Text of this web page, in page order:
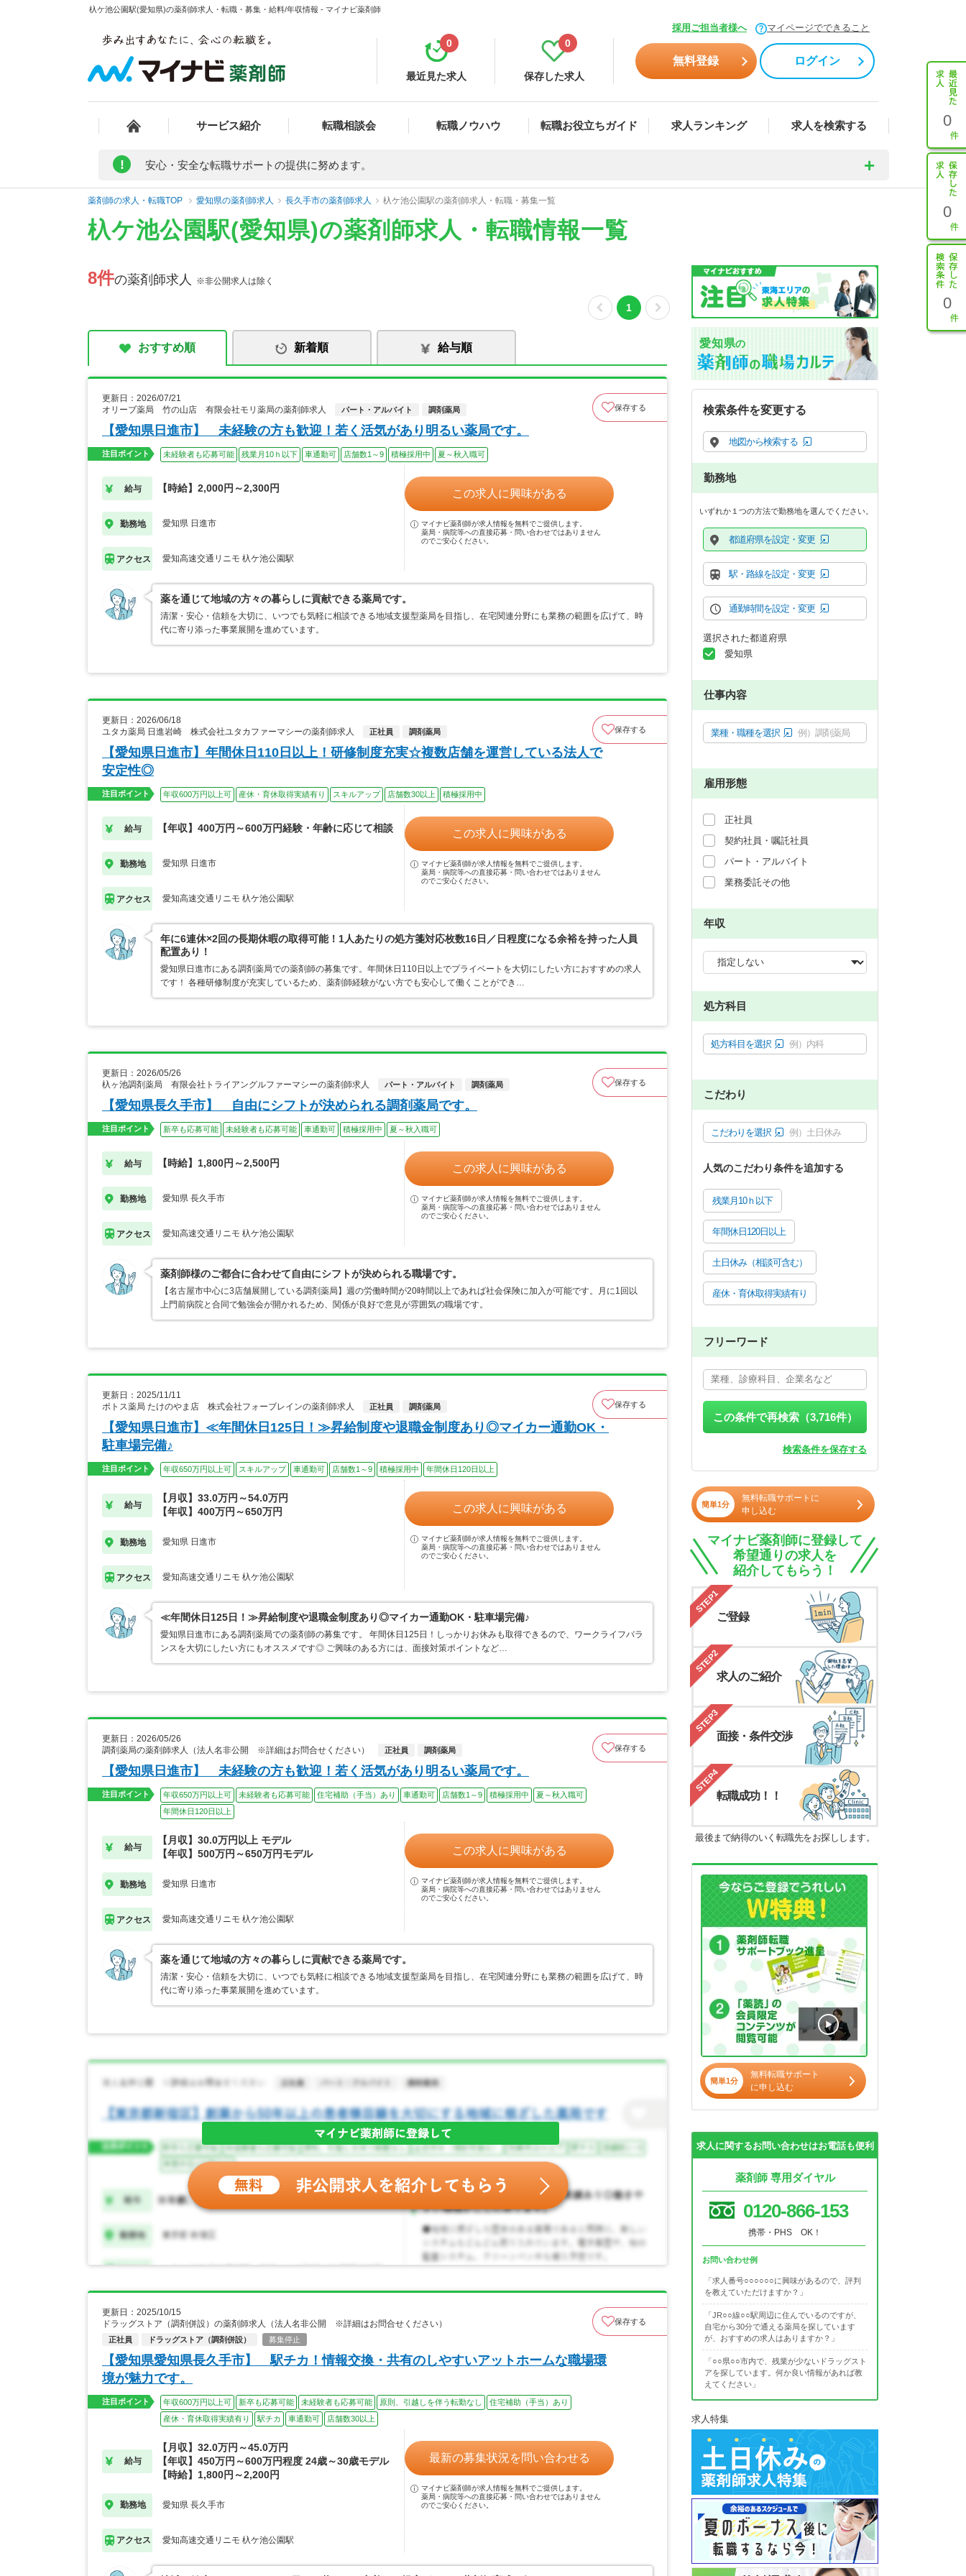
杁ケ池公園駅(愛知県)の薬剤師求人・転職・募集・給料/年収情報 - マイナビ薬剤師
採用ご担当者様へ マイページでできること
最近見た求人
0
保存した求人
0
無料登録 ログイン
サービス紹介 転職相談会 転職ノウハウ 転職お役立ちガイド 求人ランキング 求人を検索する 0
0
0
! 安心・安全な転職サポートの提供に努めます。
薬剤師の求人・転職TOP 愛知県の薬剤師求人 長久手市の薬剤師求人 杁ケ池公園駅の薬剤師求人・転職・募集一覧
杁ケ池公園駅(愛知県)の薬剤師求人・転職情報一覧
8件の薬剤師求人 ※非公開求人は除く
1
おすすめ順 新着順 給与順
更新日：2026/07/21
オリーブ薬局 竹の山店 有限会社モリ薬局の薬剤師求人
パート・アルバイト 調剤薬局 保存する
【愛知県日進市】 未経験の方も歓迎！若く活気があり明るい薬局です。
注目ポイント 未経験者も応募可能 残業月10ｈ以下 車通勤可 店舗数1～9 積極採用中 夏～秋入職可
給与 【時給】2,000円～2,300円
勤務地 愛知県 日進市
アクセス 愛知高速交通リニモ 杁ケ池公園駅
この求人に興味がある
マイナビ薬剤師が求人情報を無料でご提供します。
薬局・病院等への直接応募・問い合わせではありません
のでご安心ください。
薬を通じて地域の方々の暮らしに貢献できる薬局です。
清潔・安心・信頼を大切に、いつでも気軽に相談できる地域支援型薬局を目指し、在宅関連分野にも業務の範囲を広げて、時
代に寄り添った事業展開を進めています。
更新日：2026/06/18
ユタカ薬局 日進岩崎 株式会社ユタカファーマシーの薬剤師求人
正社員 調剤薬局 保存する
【愛知県日進市】年間休日110日以上！研修制度充実☆複数店舗を運営している法人で
安定性◎
注目ポイント 年収600万円以上可 産休・育休取得実績有り スキルアップ 店舗数30以上 積極採用中
給与 【年収】400万円～600万円経験・年齢に応じて相談
勤務地 愛知県 日進市
アクセス 愛知高速交通リニモ 杁ケ池公園駅
この求人に興味がある
マイナビ薬剤師が求人情報を無料でご提供します。
薬局・病院等への直接応募・問い合わせではありません
のでご安心ください。
年に6連休×2回の長期休暇の取得可能！1人あたりの処方箋対応枚数16日／日程度になる余裕を持った人員
配置あり！
愛知県日進市にある調剤薬局での薬剤師の募集です。年間休日110日以上でプライベートを大切にしたい方におすすめの求人
です！ 各種研修制度が充実しているため、薬剤師経験がない方でも安心して働くことができ…
更新日：2026/05/26
杁ヶ池調剤薬局 有限会社トライアングルファーマシーの薬剤師求人
パート・アルバイト 調剤薬局 保存する
【愛知県長久手市】 自由にシフトが決められる調剤薬局です。
注目ポイント 新卒も応募可能 未経験者も応募可能 車通勤可 積極採用中 夏～秋入職可
給与 【時給】1,800円～2,500円
勤務地 愛知県 長久手市
アクセス 愛知高速交通リニモ 杁ケ池公園駅
この求人に興味がある
マイナビ薬剤師が求人情報を無料でご提供します。
薬局・病院等への直接応募・問い合わせではありません
のでご安心ください。
薬剤師様のご都合に合わせて自由にシフトが決められる職場です。
【名古屋市中心に3店舗展開している調剤薬局】週の労働時間が20時間以上であれば社会保険に加入が可能です。月に1回以
上門前病院と合同で勉強会が開かれるため、関係が良好で意見が雰囲気の職場です。
更新日：2025/11/11
ポトス薬局 たけのやま店 株式会社フォーブレインの薬剤師求人
正社員 調剤薬局 保存する
【愛知県日進市】≪年間休日125日！≫昇給制度や退職金制度あり◎マイカー通勤OK・
駐車場完備♪
注目ポイント 年収650万円以上可 スキルアップ 車通勤可 店舗数1～9 積極採用中 年間休日120日以上
給与
【月収】33.0万円～54.0万円
【年収】400万円～650万円
勤務地 愛知県 日進市
アクセス 愛知高速交通リニモ 杁ケ池公園駅
この求人に興味がある
マイナビ薬剤師が求人情報を無料でご提供します。
薬局・病院等への直接応募・問い合わせではありません
のでご安心ください。
≪年間休日125日！≫昇給制度や退職金制度あり◎マイカー通勤OK・駐車場完備♪
愛知県日進市にある調剤薬局での薬剤師の募集です。 年間休日125日！しっかりお休みも取得できるので、ワークライフバラ
ンスを大切にしたい方にもオススメです◎ ご興味のある方には、面接対策ポイントなど…
更新日：2026/05/26
調剤薬局の薬剤師求人（法人名非公開 ※詳細はお問合せください）
正社員 調剤薬局 保存する
【愛知県日進市】 未経験の方も歓迎！若く活気があり明るい薬局です。
注目ポイント 年収650万円以上可 未経験者も応募可能 住宅補助（手当）あり 車通勤可 店舗数1～9 積極採用中
夏～秋入職可
年間休日120日以上
給与
【月収】30.0万円以上 モデル
【年収】500万円～650万円モデル
勤務地 愛知県 日進市
アクセス 愛知高速交通リニモ 杁ケ池公園駅
この求人に興味がある
マイナビ薬剤師が求人情報を無料でご提供します。
薬局・病院等への直接応募・問い合わせではありません
のでご安心ください。
薬を通じて地域の方々の暮らしに貢献できる薬局です。
清潔・安心・信頼を大切に、いつでも気軽に相談できる地域支援型薬局を目指し、在宅関連分野にも業務の範囲を広げて、時
代に寄り添った事業展開を進めています。
更新日：2025/10/15
ドラッグストア（調剤併設）の薬剤師求人（法人名非公開 ※詳細はお問合せください）
正社員 ドラッグストア（調剤併設） 募集停止
保存する
【愛知県愛知県長久手市】 駅チカ！情報交換・共有のしやすいアットホームな職場環
境が魅力です。
注目ポイント 年収600万円以上可 新卒も応募可能 未経験者も応募可能 原則、引越しを伴う転勤なし
住宅補助（手当）あり
産休・育休取得実績有り
駅チカ 車通勤可 店舗数30以上
給与
【月収】32.0万円～45.0万円
【年収】450万円～600万円程度 24歳～30歳モデル
【時給】1,800円～2,200円
勤務地 愛知県 長久手市
アクセス 愛知高速交通リニモ 杁ケ池公園駅
最新の募集状況を問い合わせる
マイナビ薬剤師が求人情報を無料でご提供します。
薬局・病院等への直接応募・問い合わせではありません
のでご安心ください。
愛知県の
検索条件を変更する
地図から検索する
勤務地
いずれか１つの方法で勤務地を選んでください。
都道府県を設定・変更
駅・路線を設定・変更
通勤時間を設定・変更
選択された都道府県
愛知県
仕事内容
業種・職種を選択 例）調剤薬局
雇用形態
正社員
契約社員・嘱託社員
パート・アルバイト
業務委託その他
年収
処方科目
処方科目を選択 例）内科
こだわり
こだわりを選択 例）土日休み
人気のこだわり条件を追加する
残業月10ｈ以下
年間休日120日以上
土日休み（相談可含む）
産休・育休取得実績有り
フリーワード
この条件で再検索（3,716件）
検索条件を保存する
簡単1分
無料転職サポートに
申し込む
マイナビ薬剤師に登録して
希望通りの求人を
紹介してもらう！
STEP1
ご登録
STEP2
求人のご紹介
STEP3
面接・条件交渉
STEP4
転職成功！！
最後まで納得のいく転職先をお探しします。
簡単1分
無料転職サポート
に申し込む
求人に関するお問い合わせはお電話も便利
薬剤師 専用ダイヤル
0120-866-153
携帯・PHS OK！
お問い合わせ例
「求人番号○○○○○○に興味があるので、評判
を教えていただけますか？」
「JR○○線○○駅周辺に住んでいるのですが、
自宅から30分で通える薬局を探しています
が、おすすめの求人はありますか？」
「○○県○○市内で、残業が少ないドラッグスト
アを探しています。何か良い情報があれば教
えてください」
求人特集